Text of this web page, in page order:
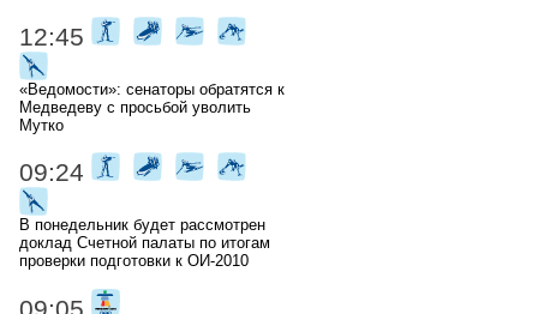
12:45
«Ведомости»: сенаторы обратятся к
Медведеву с просьбой уволить
Мутко
09:24
В понедельник будет рассмотрен
доклад Счетной палаты по итогам
проверки подготовки к ОИ-2010
09:05